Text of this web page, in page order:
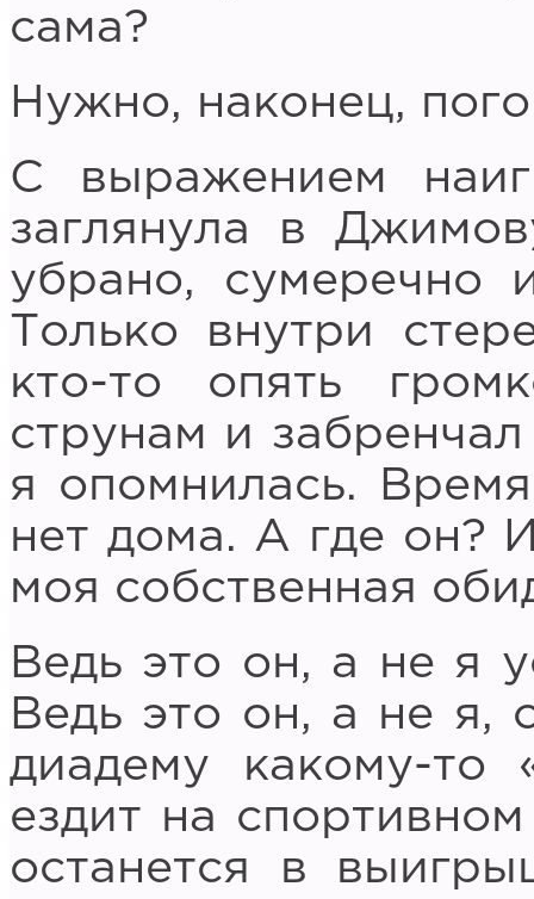
сама?
Нужно, наконец,
С выражением
заглянула в
убрано, сумеречно
Только внутри
кто-то опять
струнам и
я опомнилась.
нет дома. А где он?
моя собственная
Ведь это он, а не я
Ведь это он, а не я,
диадему какому-
ездит на
останется в